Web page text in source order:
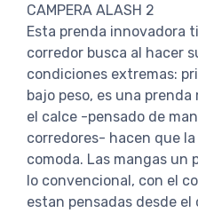
CAMPERA ALASH 2
Esta prenda innovadora
corredor busca al hacer
condiciones extremas:
bajo peso, es una
el calce -pensado de
corredores- hacen que
comoda. Las mangas un
lo convencional, con el
estan pensadas desde